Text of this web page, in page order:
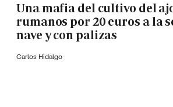
Una mafia del cultivo del
rumanos por 20 euros a la
nave y con palizas
Carlos Hidalgo